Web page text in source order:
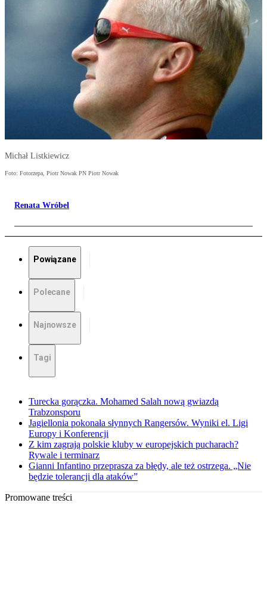
Michał Listkiewicz
Foto: Fotorzepa, Piotr Nowak PN Piotr Nowak
Renata Wróbel
Powiązane
Polecane
Najnowsze
Tagi
Turecka gorączka. Mohamed Salah nową gwiazdą
Trabzonsporu
Jagiellonia pokonała słynnych Rangersów. Wyniki el. Ligi
Europy i Konferencji
Z kim zagrają polskie kluby w europejskich pucharach?
Rywale i terminarz
Gianni Infantino przeprasza za błędy, ale też ostrzega. „Nie
będzie tolerancji dla ataków”
Promowane treści